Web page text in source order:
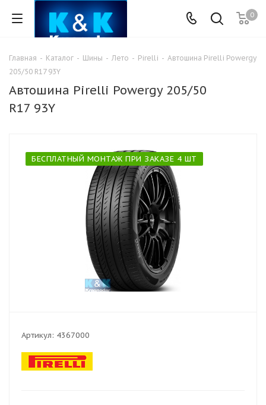
0
Главная - Каталог - Шины - Лето - Pirelli - Автошина Pirelli Powergy
205/50 R17 93Y
Автошина Pirelli Powergy 205/50
R17 93Y
БЕСПЛАТНЫЙ МОНТАЖ ПРИ ЗАКАЗЕ 4 ШТ
Артикул: 4367000